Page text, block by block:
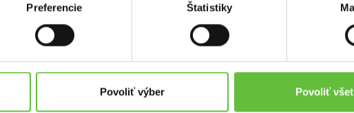
Preferencie Štatistiky
Povoliť výber Povoliť
a reklamácií
Supersused.sk s.r.o.
kontaktný formulár